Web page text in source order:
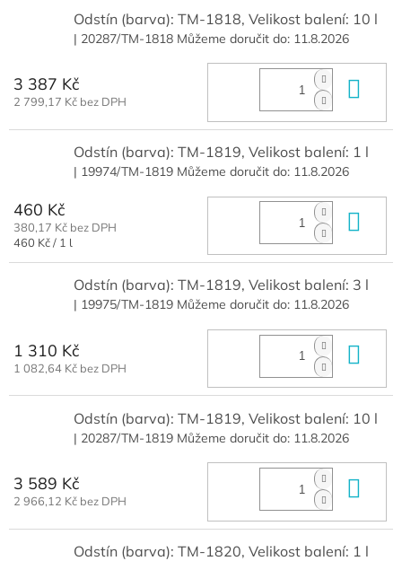
Odstín (barva): TM-1818, Velikost balení: 10 l
| 20287/TM-1818 Můžeme doručit do: 11.8.2026
3 387 Kč
2 799,17 Kč bez DPH
Odstín (barva): TM-1819, Velikost balení: 1 l
| 19974/TM-1819 Můžeme doručit do: 11.8.2026
460 Kč
380,17 Kč bez DPH
Měrná
460 Kč / 1 l
Odstín (barva): TM-1819, Velikost balení: 3 l
| 19975/TM-1819 Můžeme doručit do: 11.8.2026
1 310 Kč
1 082,64 Kč bez DPH
Odstín (barva): TM-1819, Velikost balení: 10 l
| 20287/TM-1819 Můžeme doručit do: 11.8.2026
3 589 Kč
2 966,12 Kč bez DPH
Odstín (barva): TM-1820, Velikost balení: 1 l